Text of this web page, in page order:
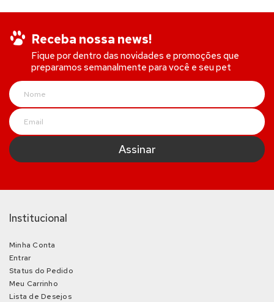
Receba nossa news!
Fique por dentro das novidades e promoções que
preparamos semanalmente para você e seu pet
Institucional
Minha Conta
Entrar
Status do Pedido
Meu Carrinho
Lista de Desejos